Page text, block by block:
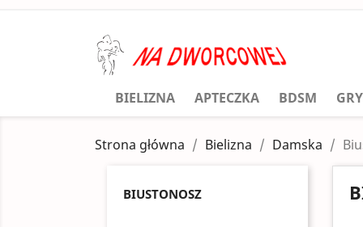
BIELIZNA APTECZKA BDSM GRY
Strona główna Bielizna Damska
BIUSTONOSZ